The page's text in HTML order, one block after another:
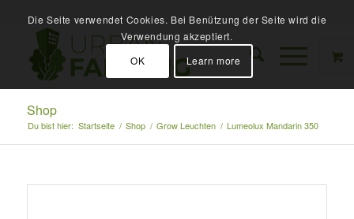
Shop
Du bist hier: Startseite / Shop / Grow Leuchten / Lumeolux Mandarin 350
Die Seite verwendet Cookies. Bei Benützung der Seite wird die
Verwendung akzeptiert.
OK
Learn more